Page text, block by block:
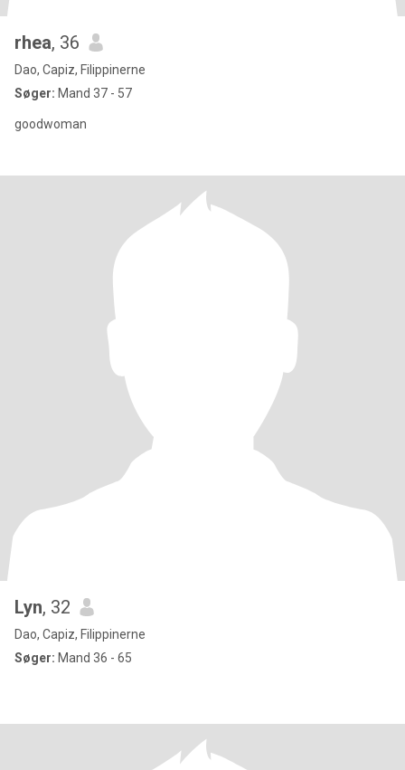
rhea, 36
Dao, Capiz, Filippinerne
Søger: Mand 37 - 57
goodwoman
Lyn, 32
Dao, Capiz, Filippinerne
Søger: Mand 36 - 65